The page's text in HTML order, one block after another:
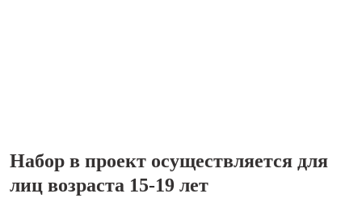
Набор в проект осуществляется для
лиц возраста 15-19 лет